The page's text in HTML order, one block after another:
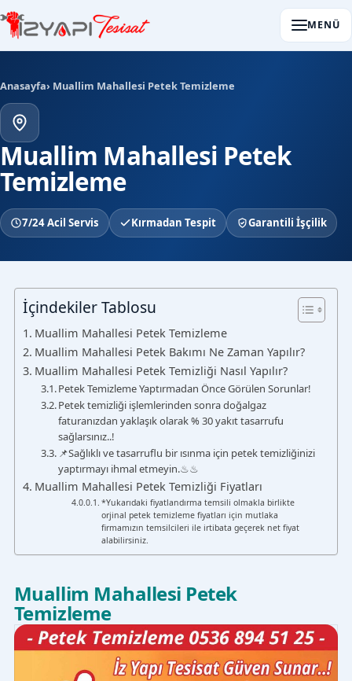
MENÜ
Anasayfa› Muallim Mahallesi Petek Temizleme
Muallim Mahallesi Petek
Temizleme
7/24 Acil Servis Kırmadan Tespit Garantili İşçilik
İçindekiler Tablosu
Muallim Mahallesi Petek Temizleme
Muallim Mahallesi Petek Bakımı Ne Zaman Yapılır?
Muallim Mahallesi Petek Temizliği Nasıl Yapılır?
Petek Temizleme Yaptırmadan Önce Görülen Sorunlar!
Petek temizliği işlemlerinden sonra doğalgaz
faturanızdan yaklaşık olarak % 30 yakıt tasarrufu
sağlarsınız..!
📌Sağlıklı ve tasarruflu bir ısınma için petek temizliğinizi
yaptırmayı ihmal etmeyin.♨♨
Muallim Mahallesi Petek Temizliği Fiyatları
*Yukarıdaki fiyatlandırma temsili olmakla birlikte
orjinal petek temizleme fiyatları için mutlaka
firmamızın temsilcileri ile irtibata geçerek net fiyat
alabilirsiniz.
Muallim Mahallesi Petek
Temizleme